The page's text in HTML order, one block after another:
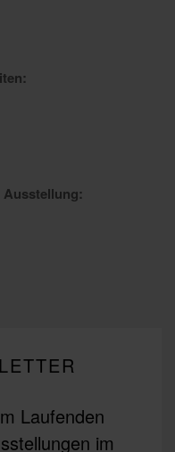
Laufenden
im